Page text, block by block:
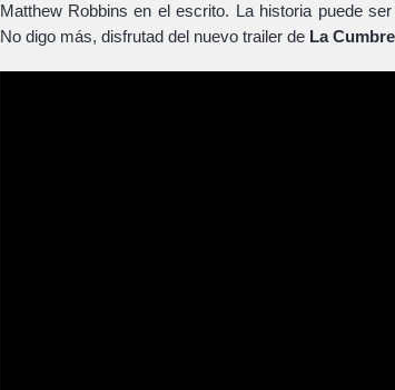
Matthew Robbins en el escrito. La historia puede
No digo más, disfrutad del nuevo trailer de La